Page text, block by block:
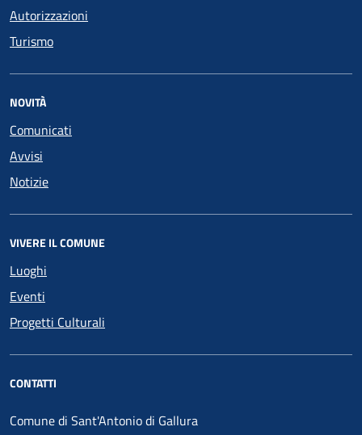
Autorizzazioni
Turismo
NOVITÀ
Comunicati
Avvisi
Notizie
VIVERE IL COMUNE
Luoghi
Eventi
Progetti Culturali
CONTATTI
Comune di Sant'Antonio di Gallura